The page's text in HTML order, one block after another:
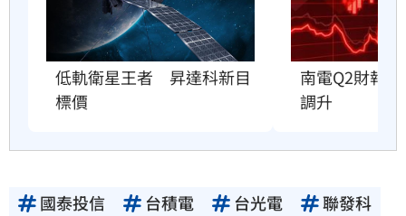
低軌衛星王者　昇達科新目
標價
南電Q2財報
調升
國泰投信 台積電 台光電
聯發科